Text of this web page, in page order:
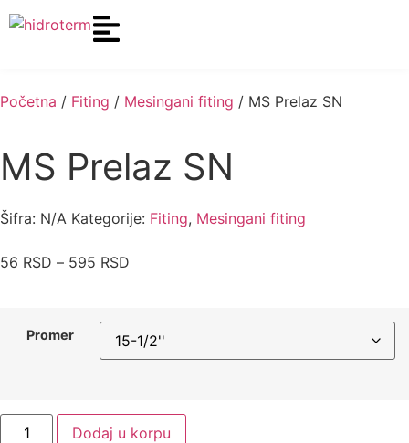
Početna / Fiting / Mesingani fiting / MS Prelaz SN
MS Prelaz SN
Šifra: N/A Kategorije: Fiting, Mesingani fiting
56 RSD – 595 RSD
Promer
Dodaj u korpu